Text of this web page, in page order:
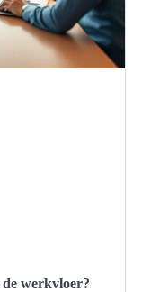
werkvloer?